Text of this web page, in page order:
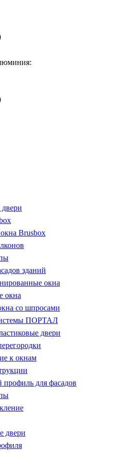
Brusbox
зданий
окна
окна
со шпросами
ПОРТАЛ
двери
к окнам
для фасадов
двери